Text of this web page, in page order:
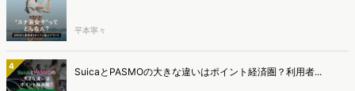
平本寧々
4 SuicaとPASMOの大きな違いはポイント経済圏？利用者...